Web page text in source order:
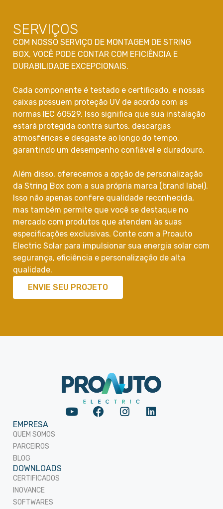
SERVIÇOS
COM NOSSO SERVIÇO DE MONTAGEM DE STRING
BOX, VOCÊ PODE CONTAR COM EFICIÊNCIA E
DURABILIDADE EXCEPCIONAIS.
Cada componente é testado e certificado, e nossas
caixas possuem proteção UV de acordo com as
normas IEC 60529. Isso significa que sua instalação
estará protegida contra surtos, descargas
atmosféricas e desgaste ao longo do tempo,
garantindo um desempenho confiável e duradouro.
Além disso, oferecemos a opção de personalização
da String Box com a sua própria marca (brand label).
Isso não apenas confere qualidade reconhecida,
mas também permite que você se destaque no
mercado com produtos que atendem às suas
especificações exclusivas. Conte com a Proauto
Electric Solar para impulsionar sua energia solar com
segurança, eficiência e personalização de alta
qualidade.
ENVIE SEU PROJETO
EMPRESA
QUEM SOMOS
PARCEIROS
BLOG
DOWNLOADS
CERTIFICADOS
INOVANCE
SOFTWARES